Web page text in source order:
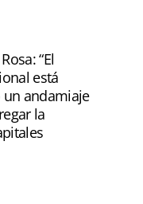
“El
está
andamiaje
la